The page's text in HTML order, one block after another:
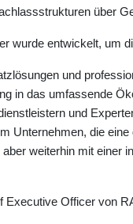
über
wurde entwickelt, um
und
in das umfassende
und
Unternehmen, die
weiterhin mit einer
Executive Officer von